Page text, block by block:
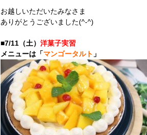
お越しいただいたみなさま
ありがとうございました(^-^)
■7/11（土）洋菓子実習
メニューは「マンゴータルト 」